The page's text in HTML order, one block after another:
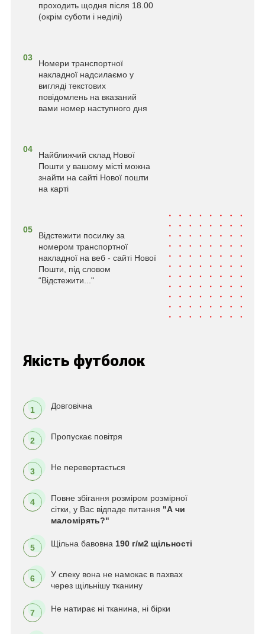
проходить щодня після 18.00
(окрім суботи і неділі)
03
Номери транспортної
накладної надсилаємо у
вигляді текстових
повідомлень на вказаний
вами номер наступного дня
04
Найближчий склад Нової
Пошти у вашому місті можна
знайти на сайті Нової пошти
на карті
05
Відстежити посилку за
номером транспортної
накладної на веб - сайті Нової
Пошти, під словом
“Відстежити..."
Якість футболок
1 Довговічна
2 Пропускає повітря
3 Не перевертається
4
Повне збігання розміром розмірної
сітки, у Вас відпаде питання "А чи
маломірять?"
5 Щільна бавовна 190 г/м2 щільності
6
У спеку вона не намокає в пахвах
через щільнішу тканину
7 Не натирає ні тканина, ні бірки